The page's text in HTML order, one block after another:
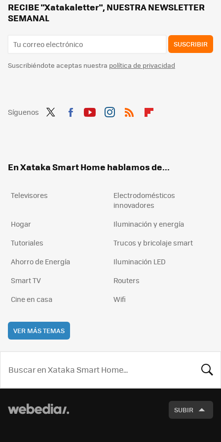
RECIBE "Xatakaletter", NUESTRA NEWSLETTER
SEMANAL
SUSCRIBIR
Suscribiéndote aceptas nuestra política de privacidad
Síguenos
En Xataka Smart Home hablamos de...
Televisores
Electrodomésticos
innovadores
Hogar
Iluminación y energía
Tutoriales
Trucos y bricolaje smart
Ahorro de Energía
Iluminación LED
Smart TV
Routers
Cine en casa
Wifi
VER MÁS TEMAS
SUBIR